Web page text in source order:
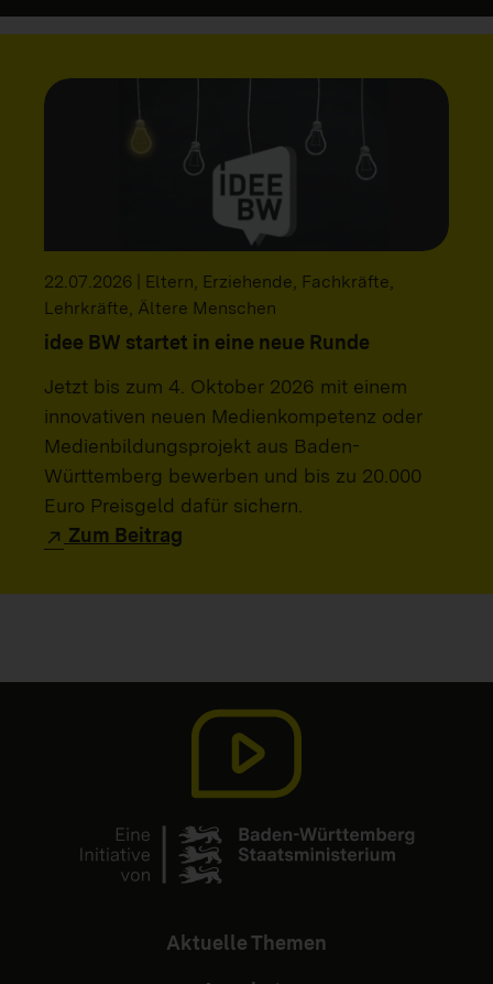
22.07.2026 | Eltern, Erziehende, Fachkräfte,
Lehrkräfte, Ältere Menschen
idee BW startet in eine neue Runde
Jetzt bis zum 4. Oktober 2026 mit einem
innovativen neuen Medienkompetenz oder
Medienbildungsprojekt aus Baden-
Württemberg bewerben und bis zu 20.000
Euro Preisgeld dafür sichern.
Zum Beitrag
Aktuelle Themen